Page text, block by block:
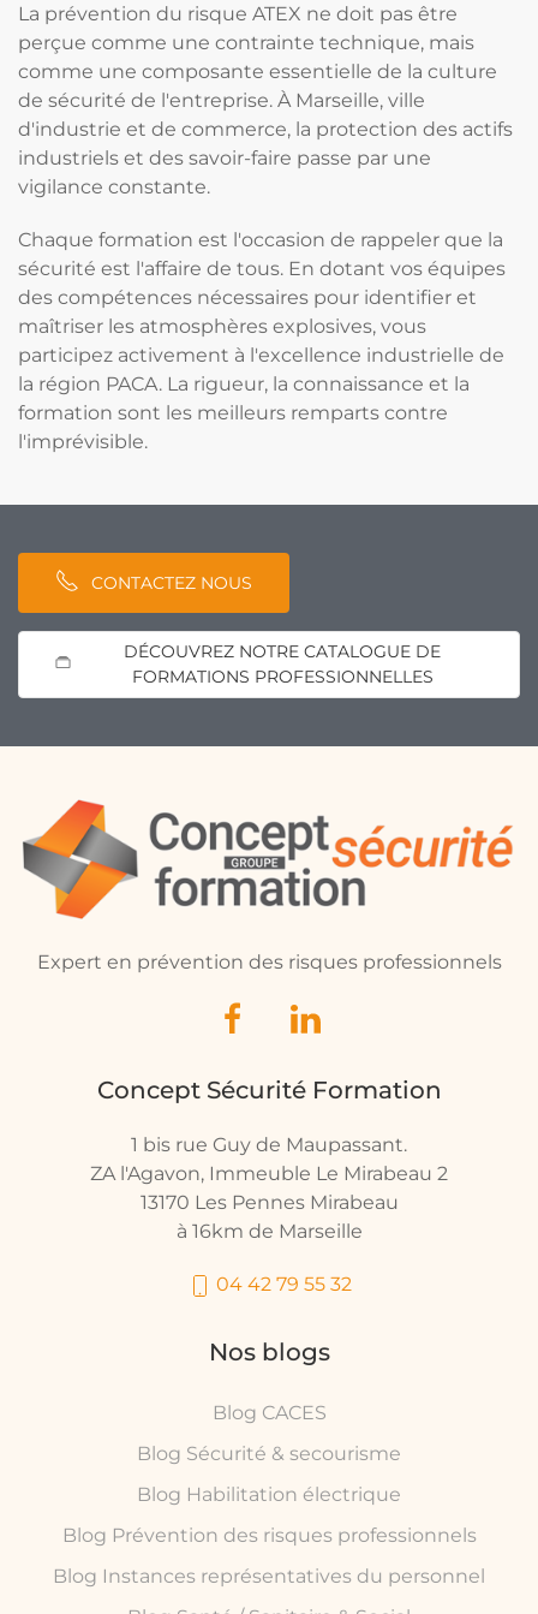
La prévention du risque ATEX ne doit pas être
perçue comme une contrainte technique, mais
comme une composante essentielle de la culture
de sécurité de l'entreprise. À Marseille, ville
d'industrie et de commerce, la protection des actifs
industriels et des savoir-faire passe par une
vigilance constante.
Chaque formation est l'occasion de rappeler que la
sécurité est l'affaire de tous. En dotant vos équipes
des compétences nécessaires pour identifier et
maîtriser les atmosphères explosives, vous
participez activement à l'excellence industrielle de
la région PACA. La rigueur, la connaissance et la
formation sont les meilleurs remparts contre
l'imprévisible.
CONTACTEZ NOUS
DÉCOUVREZ NOTRE CATALOGUE DE
FORMATIONS PROFESSIONNELLES
Expert en prévention des risques professionnels
Concept Sécurité Formation
1 bis rue Guy de Maupassant.
ZA l'Agavon, Immeuble Le Mirabeau 2
13170 Les Pennes Mirabeau
à 16km de Marseille
04 42 79 55 32
Nos blogs
Blog CACES
Blog Sécurité & secourisme
Blog Habilitation électrique
Blog Prévention des risques professionnels
Blog Instances représentatives du personnel